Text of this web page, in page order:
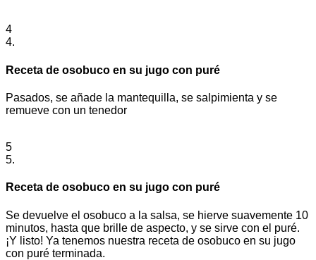
4
4.
Receta de osobuco en su jugo con puré
Pasados, se añade la mantequilla, se salpimienta y se
remueve con un tenedor
5
5.
Receta de osobuco en su jugo con puré
Se devuelve el osobuco a la salsa, se hierve suavemente 10
minutos, hasta que brille de aspecto, y se sirve con el puré.
¡Y listo! Ya tenemos nuestra receta de osobuco en su jugo
con puré terminada.